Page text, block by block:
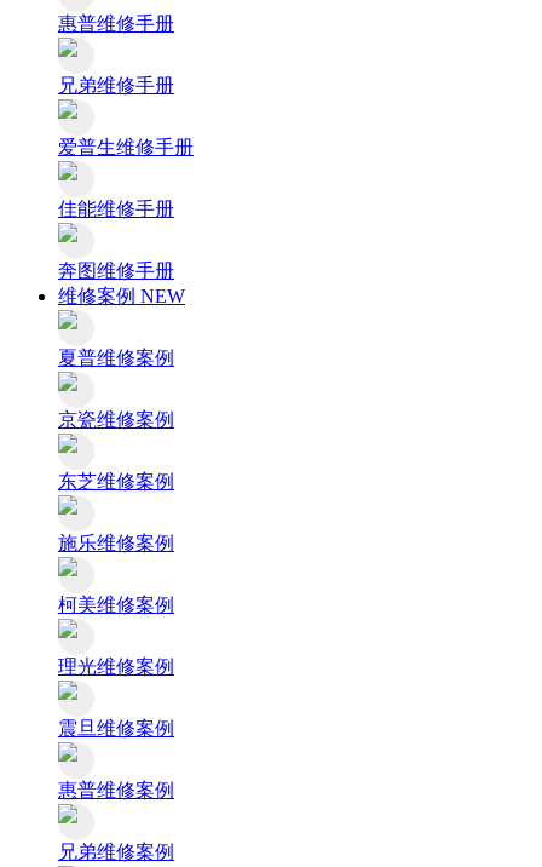
惠普维修手册
兄弟维修手册
爱普生维修手册
佳能维修手册
奔图维修手册
维修案例 NEW
夏普维修案例
京瓷维修案例
东芝维修案例
施乐维修案例
柯美维修案例
理光维修案例
震旦维修案例
惠普维修案例
兄弟维修案例